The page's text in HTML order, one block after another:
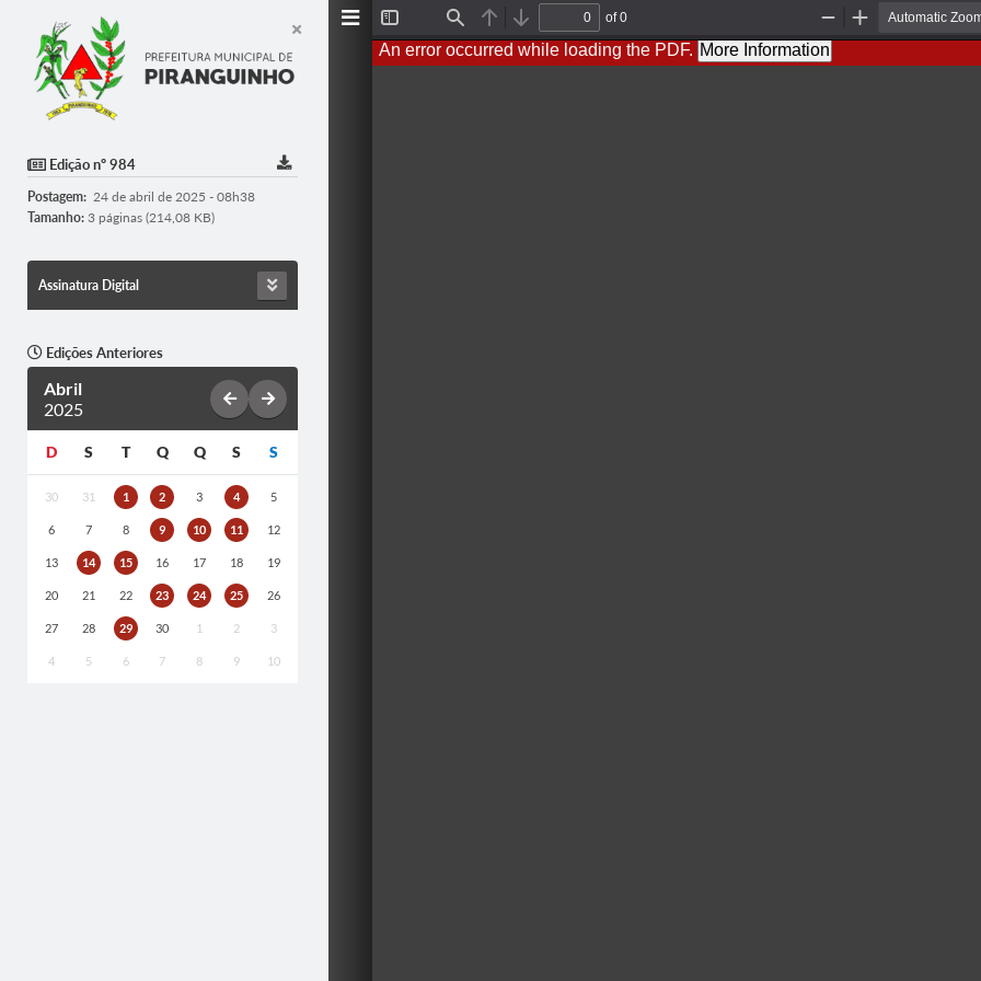
Edição nº 984
Postagem: 24 de abril de 2025 - 08h38
Tamanho: 3 páginas (214,08 KB)
Assinatura Digital
Edições Anteriores
Abril
2025
D S T Q Q S S
30 31 1 2 3 4 5
6 7 8 9 10 11 12
13 14 15 16 17 18 19
20 21 22 23 24 25 26
27 28 29 30 1 2 3
4 5 6 7 8 9 10
Sidebar
Find Previous
Next
of 0
Out
An error occurred while loading the PDF. More Information